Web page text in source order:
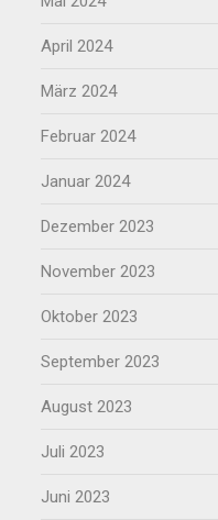
April 2024
März 2024
Februar 2024
Januar 2024
Dezember 2023
November 2023
Oktober 2023
September 2023
August 2023
Juli 2023
Juni 2023